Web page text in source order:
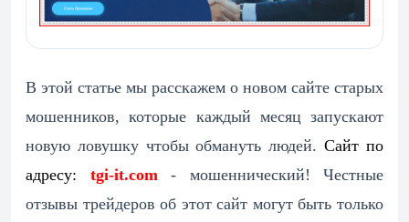
В этой статье мы расскажем о новом сайте старых
мошенников, которые каждый месяц запускают
новую ловушку чтобы обмануть людей. Сайт по
адресу: tgi-it.com- мошеннический! Честные
отзывы трейдеров об этот сайт могут быть только